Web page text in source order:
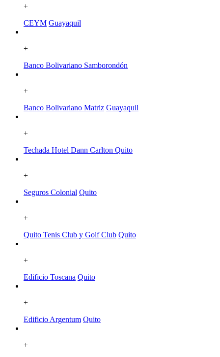
+
CEYM Guayaquil
+
Banco Bolivariano Samborondón
+
Banco Bolivariano Matriz Guayaquil
+
Techada Hotel Dann Carlton Quito
+
Seguros Colonial Quito
+
Quito Tenis Club y Golf Club Quito
+
Edificio Toscana Quito
+
Edificio Argentum Quito
+